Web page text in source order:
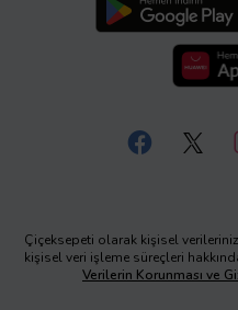
Çiçeksepeti olarak kişisel
kişisel veri işleme süreçleri
Verilerin Korunması ve